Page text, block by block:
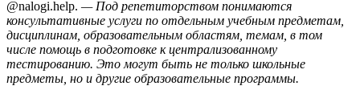
@nalogi.help. — Под репетиторством понимаются
консультативные услуги по отдельным учебным предметам,
дисциплинам, образовательным областям, темам, в том
числе помощь в подготовке к централизованному
тестированию. Это могут быть не только школьные
предметы, но и другие образовательные программы.